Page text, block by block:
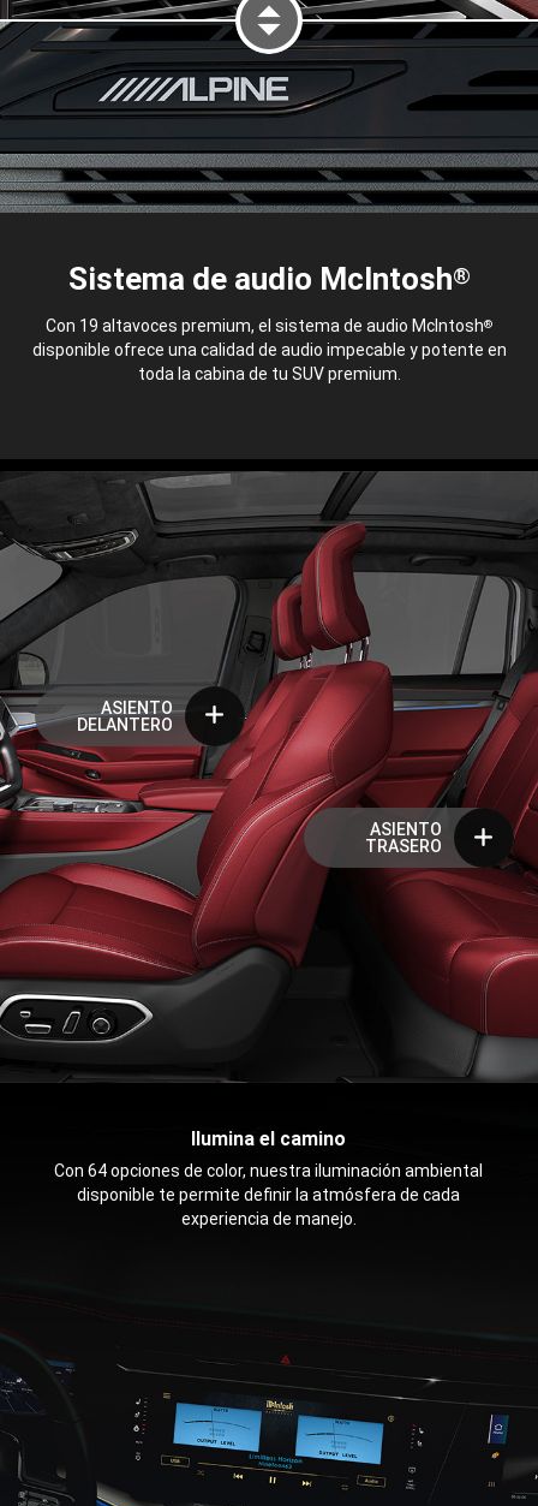
PANTALLA IZQUIERDA DEL
Sistema de audio McIntosh®
Con 19 altavoces premium, el sistema de audio McIntosh®
disponible ofrece una calidad de audio impecable y potente en
toda la cabina de tu SUV premium.
ASIENTO
DELANTERO
ASIENTO
TRASERO
Ilumina el camino
Con 64 opciones de color, nuestra iluminación ambiental
disponible te permite definir la atmósfera de cada
experiencia de manejo.